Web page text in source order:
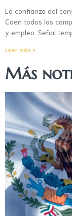
La confianza del
Caen todos los
y empleo. Señal
Leer más »
Más